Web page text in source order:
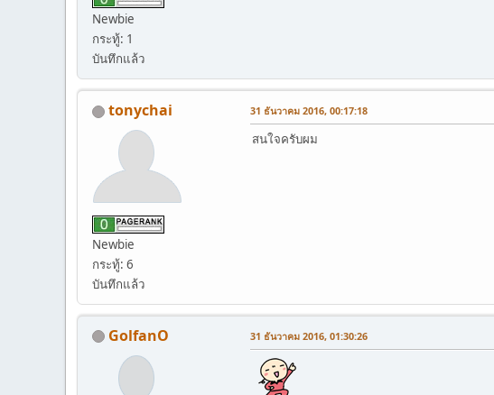
Newbie
กระทู้: 1
บันทึกแล้ว
tonychai
Newbie
กระทู้: 6
บันทึกแล้ว
31 ธันวาคม 2016, 00:17:18
สนใจครับผม
GolfanO 31 ธันวาคม 2016, 01:30:26